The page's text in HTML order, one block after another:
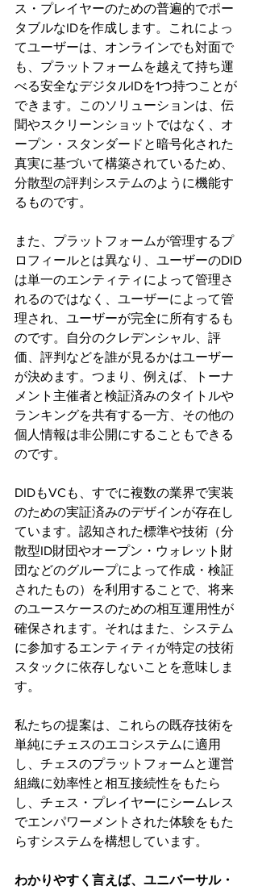
ス・プレイヤーのための普遍的でポー
タブルなIDを作成します。これによっ
てユーザーは、オンラインでも対面で
も、プラットフォームを越えて持ち運
べる安全なデジタルIDを1つ持つことが
できます。このソリューションは、伝
聞やスクリーンショットではなく、オ
ープン・スタンダードと暗号化された
真実に基づいて構築されているため、
分散型の評判システムのように機能す
るものです。
また、プラットフォームが管理するプ
ロフィールとは異なり、ユーザーのDID
は単一のエンティティによって管理さ
れるのではなく、ユーザーによって管
理され、ユーザーが完全に所有するも
のです。自分のクレデンシャル、評
価、評判などを誰が見るかはユーザー
が決めます。つまり、例えば、トーナ
メント主催者と検証済みのタイトルや
ランキングを共有する一方、その他の
個人情報は非公開にすることもできる
のです。
DIDもVCも、すでに複数の業界で実装
のための実証済みのデザインが存在し
ています。認知された標準や技術（分
散型ID財団やオープン・ウォレット財
団などのグループによって作成・検証
されたもの）を利用することで、将来
のユースケースのための相互運用性が
確保されます。それはまた、システム
に参加するエンティティが特定の技術
スタックに依存しないことを意味しま
す。
私たちの提案は、これらの既存技術を
単純にチェスのエコシステムに適用
し、チェスのプラットフォームと運営
組織に効率性と相互接続性をもたら
し、チェス・プレイヤーにシームレス
でエンパワーメントされた体験をもた
らすシステムを構想しています。
わかりやすく言えば、ユニバーサル・